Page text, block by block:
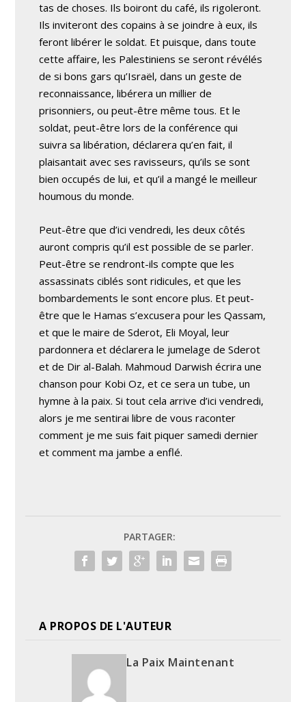
tas de choses. Ils boiront du café, ils rigoleront.
Ils inviteront des copains à se joindre à eux, ils
feront libérer le soldat. Et puisque, dans toute
cette affaire, les Palestiniens se seront révélés
de si bons gars qu’Israël, dans un geste de
reconnaissance, libérera un millier de
prisonniers, ou peut-être même tous. Et le
soldat, peut-être lors de la conférence qui
suivra sa libération, déclarera qu’en fait, il
plaisantait avec ses ravisseurs, qu’ils se sont
bien occupés de lui, et qu’il a mangé le meilleur
houmous du monde.
Peut-être que d’ici vendredi, les deux côtés
auront compris qu’il est possible de se parler.
Peut-être se rendront-ils compte que les
assassinats ciblés sont ridicules, et que les
bombardements le sont encore plus. Et peut-
être que le Hamas s’excusera pour les Qassam,
et que le maire de Sderot, Eli Moyal, leur
pardonnera et déclarera le jumelage de Sderot
et de Dir al-Balah. Mahmoud Darwish écrira une
chanson pour Kobi Oz, et ce sera un tube, un
hymne à la paix. Si tout cela arrive d’ici vendredi,
alors je me sentirai libre de vous raconter
comment je me suis fait piquer samedi dernier
et comment ma jambe a enflé.
PARTAGER:
A PROPOS DE L'AUTEUR
La Paix Maintenant